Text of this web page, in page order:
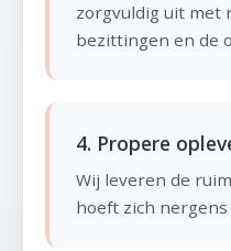
zorgvuldig uit met
bezittingen en de
4. Propere
Wij leveren de
hoeft zich